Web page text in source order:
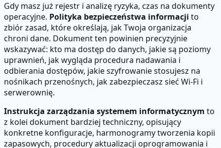
Gdy masz już rejestr i analizę ryzyka, czas na dokumenty
operacyjne. Polityka bezpieczeństwa informacji to
zbiór zasad, które określają, jak Twoja organizacja
chroni dane. Dokument ten powinien precyzyjnie
wskazywać: kto ma dostęp do danych, jakie są poziomy
uprawnień, jak wygląda procedura nadawania i
odbierania dostępów, jakie szyfrowanie stosujesz na
nośnikach przenośnych, jak zabezpieczasz sieć Wi-Fi i
serwerownię.
Instrukcja zarządzania systemem informatycznym to
z kolei dokument bardziej techniczny, opisujący
konkretne konfiguracje, harmonogramy tworzenia kopii
zapasowych, procedury aktualizacji oprogramowania i